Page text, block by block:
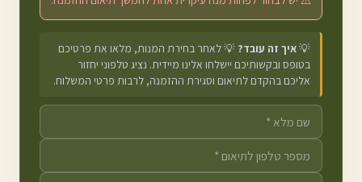
💡איך זה עובד? 💡 לאחר בחירת המנות, מלאו את פרטיכם
בטופס ובקשותיכם יישלחו אלינו מיידית. נציג טלפוני יחזור
אליכם בהקדם לתיאום וסגירת ההזמנה, לרבות פרטי המשלוח.